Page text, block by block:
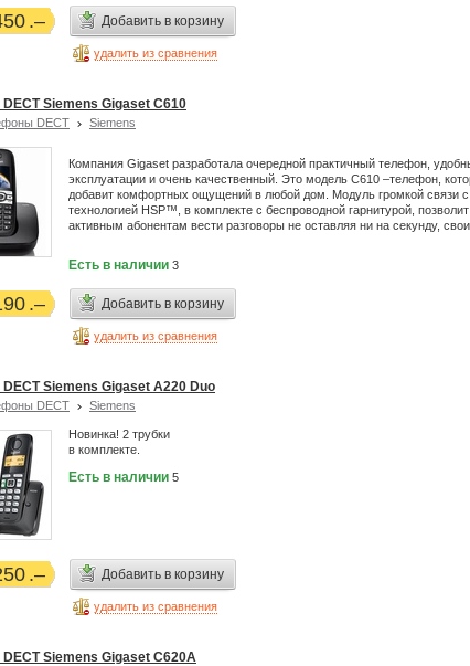
Добавить в корзину
удалить из сравнения
Siemens Gigaset C610
DECT Siemens
Компания Gigaset разработала очередной практичный телефон,
эксплуатации и очень качественный. Это модель C610 –телефон,
добавит комфортных ощущений в любой дом. Модуль громкой связи с
технологией HSP™, в комплекте с беспроводной гарнитурой, позволит
активным абонентам вести разговоры не оставляя ни на секунду,
Есть в наличии 3
Добавить в корзину
удалить из сравнения
Siemens Gigaset A220 Duo
DECT Siemens
Новинка! 2 трубки
в комплекте.
Есть в наличии 5
Добавить в корзину
удалить из сравнения
Siemens Gigaset C620A